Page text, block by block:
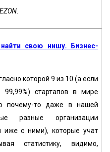
свою нишу. Бизнес-
которой 9 из 10 (а если
стартапов в мире
почему-то даже в нашей
разные организации
иже с ними), которые учат
статистику, видимо,